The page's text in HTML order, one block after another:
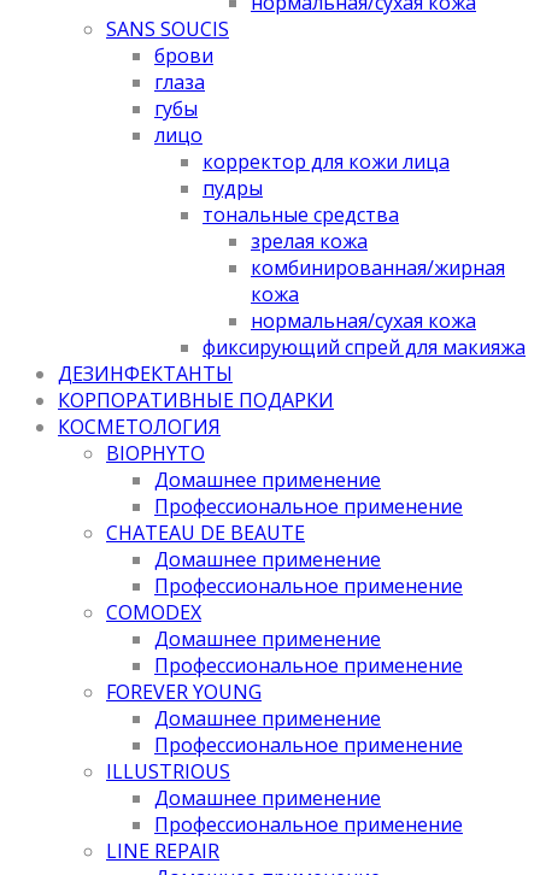
SANS SOUCIS
брови
глаза
губы
лицо
корректор для кожи лица
пудры
тональные средства
зрелая кожа
комбинированная/жирная
кожа
нормальная/cухая кожа
фиксирующий спрей для макияжа
ДЕЗИНФЕКТАНТЫ
КОРПОРАТИВНЫЕ ПОДАРКИ
КОСМЕТОЛОГИЯ
BIOPHYTO
Домашнее применение
Профессиональное применение
CHATEAU DE BEAUTE
Домашнее применение
Профессиональное применение
COMODEX
Домашнее применение
Профессиональное применение
FOREVER YOUNG
Домашнее применение
Профессиональное применение
ILLUSTRIOUS
Домашнее применение
Профессиональное применение
LINE REPAIR